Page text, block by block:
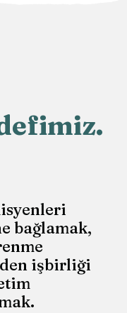
bağlamak,
işbirliği